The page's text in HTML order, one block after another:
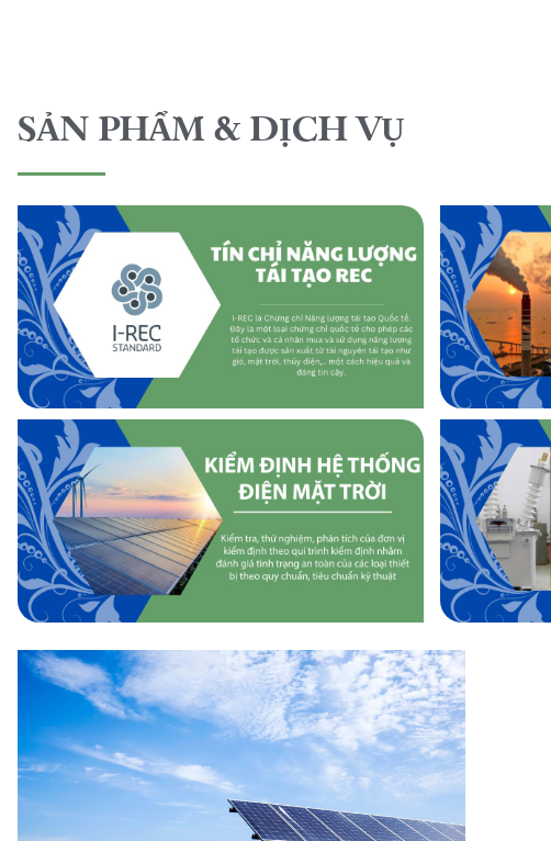
SẢN PHẨM & DỊCH VỤ